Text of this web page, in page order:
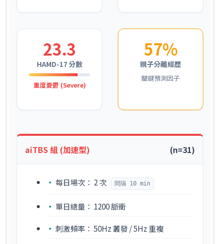
23.3
HAMD-17 分數
重度憂鬱 (Severe)
57%
親子分離經歷
關鍵預測因子
aiTBS 組 (加速型) (n=31)
每日場次： 2 次 間隔 10 min
單日總量： 1200 脈衝
刺激頻率： 50Hz 叢發 / 5Hz 重複